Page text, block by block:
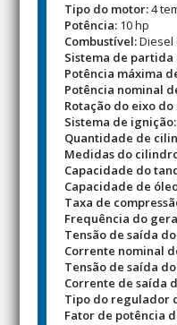
Tipo do motor:4
Potência: 10 hp
Combustível:Diesel
Sistema de
Potência máxima
Potência nominal
Rotação do eixo
Sistema de ignição:
Quantidade de
Medidas do
Capacidade do
Capacidade de
Taxa de
Frequência do
Tensão de saída
Corrente nominal
Tensão de saída
Corrente de saída
Tipo do regulador
Fator de potência